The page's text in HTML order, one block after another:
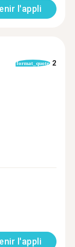
l'appli
format_quote 2
l'appli